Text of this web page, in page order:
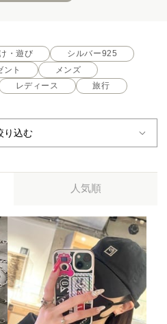
・遊び
シルバー925
ント
メンズ
レディース 旅行
り込む
人気順